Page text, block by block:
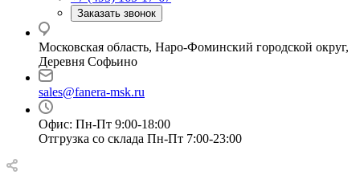
Заказать звонок
Московская область, Наро-Фоминский городской округ,
Деревня Софьино
sales@fanera-msk.ru
Офис: Пн-Пт 9:00-18:00
Отгрузка со склада Пн-Пт 7:00-23:00